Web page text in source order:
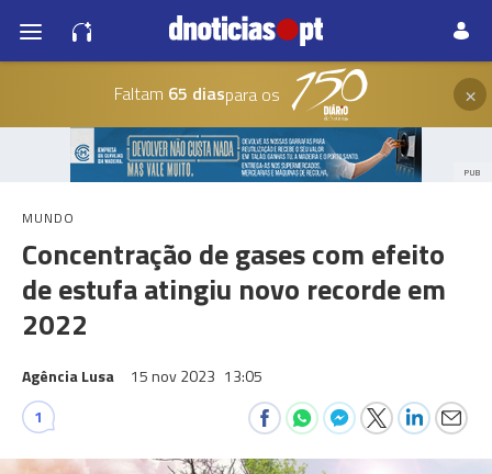
Faltam 65 diaspara os ×
PUB
MUNDO
Concentração de gases com efeito
de estufa atingiu novo recorde em
2022
Agência Lusa 15 nov 2023 13:05
1